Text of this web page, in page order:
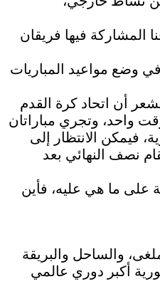
المشاركة فيها فريقان
وضع مواعيد المباريات
أن اتحاد كرة القدم
واحد، وتجري مباراتان
فيمكن الانتظار إلى
نصف النهائي بعد
على ما هي عليه، فأين
والساحل والبريقة
أكبر دوري عالمي